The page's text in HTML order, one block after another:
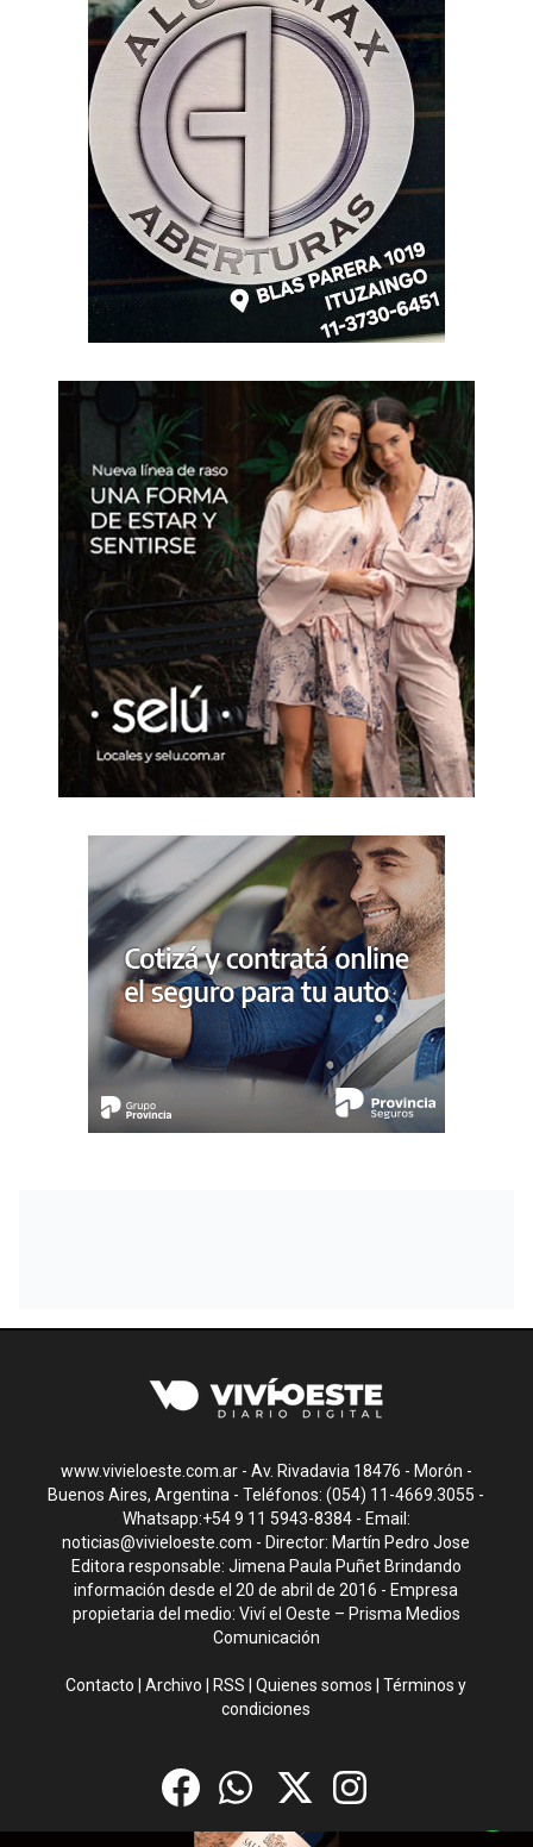
www.vivieloeste.com.ar - Av. Rivadavia 18476 - Morón -
Buenos Aires, Argentina - Teléfonos: (054) 11-4669.3055 -
Whatsapp:+54 9 11 5943-8384 - Email:
noticias@vivieloeste.com - Director: Martín Pedro Jose
Editora responsable: Jimena Paula Puñet Brindando
información desde el 20 de abril de 2016 - Empresa
propietaria del medio: Viví el Oeste – Prisma Medios
Comunicación
Contacto |Archivo RSS |Quienes somos |Términos y
condiciones